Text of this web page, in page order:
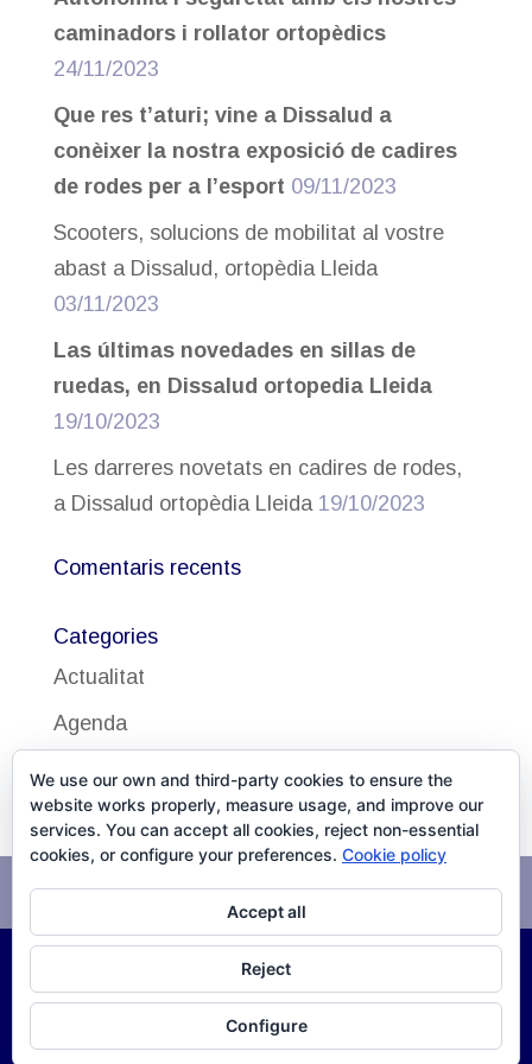
caminadors i rollator ortopèdics
24/11/2023
Que res t’aturi; vine a Dissalud a
conèixer la nostra exposició de cadires
de rodes per a l’esport 09/11/2023
Scooters, solucions de mobilitat al vostre
abast a Dissalud, ortopèdia Lleida
03/11/2023
Las últimas novedades en sillas de
ruedas, en Dissalud ortopedia Lleida
19/10/2023
Les darreres novetats en cadires de rodes,
a Dissalud ortopèdia Lleida 19/10/2023
Comentaris recents
Categories
Actualitat
Agenda
Uncategorized
Avís legal Política de cookies
©2026DISSALUD, SLU DesarrolloXPG Servicios
We use our own and third-party cookies to ensure the
website works properly, measure usage, and improve our
services. You can accept all cookies, reject non-essential
cookies, or configure your preferences. Cookie policy
Accept all
Reject
Configure